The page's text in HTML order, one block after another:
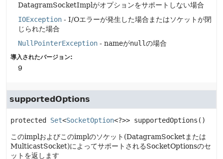
DatagramSocketImplがオプションをサポートしない場合
IOException - I/Oエラーが発生した場合またはソケットが閉
じられた場合
NullPointerException - nameがnullの場合
導入されたバージョン:
9
supportedOptions
protected Set<SocketOption<?>> supportedOptions ()
このimplおよびこのimplのソケット(DatagramSocketまたは
MulticastSocket)によってサポートされるSocketOptionsのセ
ットを返します